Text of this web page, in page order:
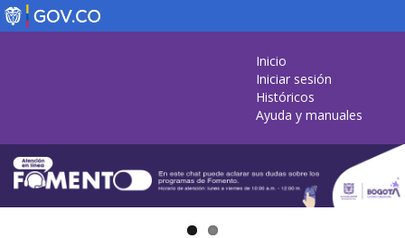
Skip
to
Inicio
Iniciar sesión
Históricos
Ayuda y manuales